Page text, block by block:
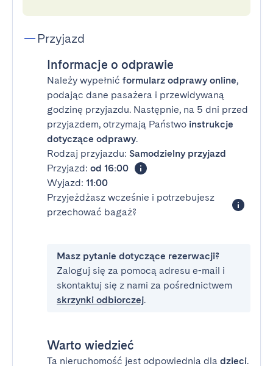
Przyjazd
Informacje o odprawie
Należy wypełnić formularz odprawy online,
podając dane pasażera i przewidywaną
godzinę przyjazdu. Następnie, na 5 dni przed
przyjazdem, otrzymają Państwo instrukcje
dotyczące odprawy.
Rodzaj przyjazdu: Samodzielny przyjazd
Przyjazd: od 16:00
Wyjazd: 11:00
Przyjeżdżasz wcześnie i potrzebujesz
przechować bagaż?
Masz pytanie dotyczące rezerwacji?
Zaloguj się za pomocą adresu e-mail i
skontaktuj się z nami za pośrednictwem
skrzynki odbiorczej.
Warto wiedzieć
Ta nieruchomość jest odpowiednia dla dzieci.